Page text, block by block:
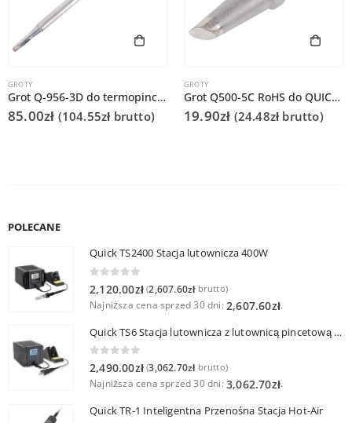
GROTY
Grot Q-956-3D do termopincety Quick 986 do tweezera / TWZ120
85.00zł (104.55zł brutto)
GROTY
Grot Q500-5C RoHS do QUICK203G/TS2300
19.90zł (24.48zł brutto)
POLECANE
Quick TS2400 Stacja lutownicza 400W
2,120.00zł (2,607.60złbrutto)
Najniższa cena sprzed 30 dni: 2,607.60zł.
Quick TS6 Stacja lutownicza z lutownicą pincetową 60W
0 out of 5
2,490.00zł (3,062.70złbrutto)
Najniższa cena sprzed 30 dni: 3,062.70zł.
Quick TR-1 Inteligentna Przenośna Stacja Hot-Air